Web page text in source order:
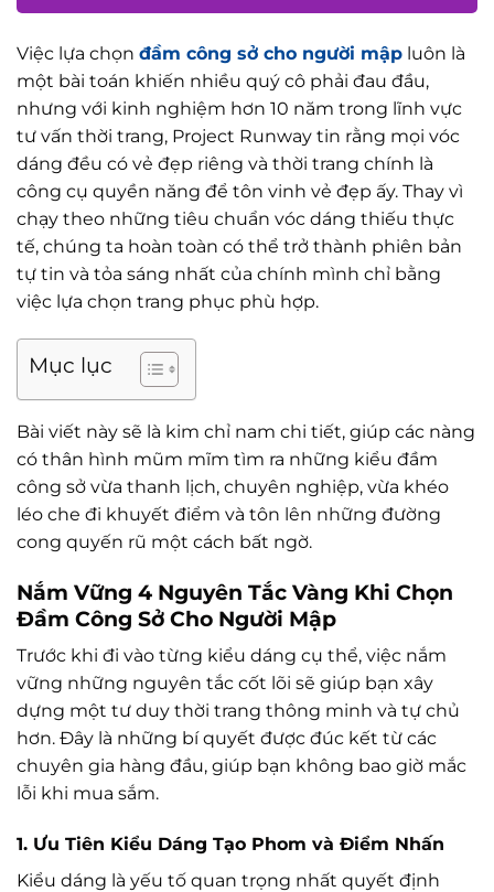
Việc lựa chọn đầm công sở cho người mập luôn là
một bài toán khiến nhiều quý cô phải đau đầu,
nhưng với kinh nghiệm hơn 10 năm trong lĩnh vực
tư vấn thời trang, Project Runway tin rằng mọi vóc
dáng đều có vẻ đẹp riêng và thời trang chính là
công cụ quyền năng để tôn vinh vẻ đẹp ấy. Thay vì
chạy theo những tiêu chuẩn vóc dáng thiếu thực
tế, chúng ta hoàn toàn có thể trở thành phiên bản
tự tin và tỏa sáng nhất của chính mình chỉ bằng
việc lựa chọn trang phục phù hợp.
Mục lục
Bài viết này sẽ là kim chỉ nam chi tiết, giúp các nàng
có thân hình mũm mĩm tìm ra những kiểu đầm
công sở vừa thanh lịch, chuyên nghiệp, vừa khéo
léo che đi khuyết điểm và tôn lên những đường
cong quyến rũ một cách bất ngờ.
Nắm Vững 4 Nguyên Tắc Vàng Khi Chọn
Đầm Công Sở Cho Người Mập
Trước khi đi vào từng kiểu dáng cụ thể, việc nắm
vững những nguyên tắc cốt lõi sẽ giúp bạn xây
dựng một tư duy thời trang thông minh và tự chủ
hơn. Đây là những bí quyết được đúc kết từ các
chuyên gia hàng đầu, giúp bạn không bao giờ mắc
lỗi khi mua sắm.
1. Ưu Tiên Kiểu Dáng Tạo Phom và Điểm Nhấn
Kiểu dáng là yếu tố quan trọng nhất quyết định